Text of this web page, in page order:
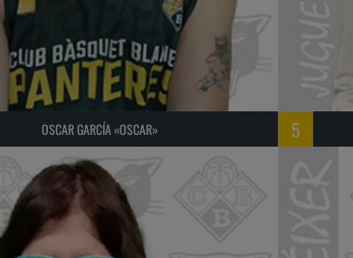
OSCAR GARCÍA «OSCAR» 5